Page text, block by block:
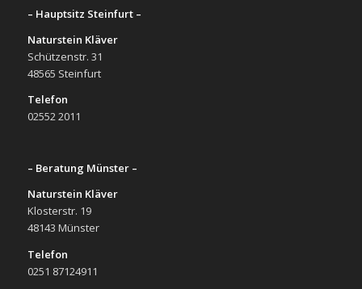
– Hauptsitz Steinfurt –
Naturstein Kläver
Schützenstr. 31
48565 Steinfurt
Telefon
02552 2011
– Beratung Münster –
Naturstein Kläver
Klosterstr. 19
48143 Münster
Telefon
0251 87124911